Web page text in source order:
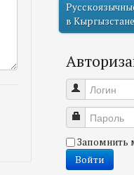
в Кыргызстане
Логин
Пароль
Запомнить
Войти